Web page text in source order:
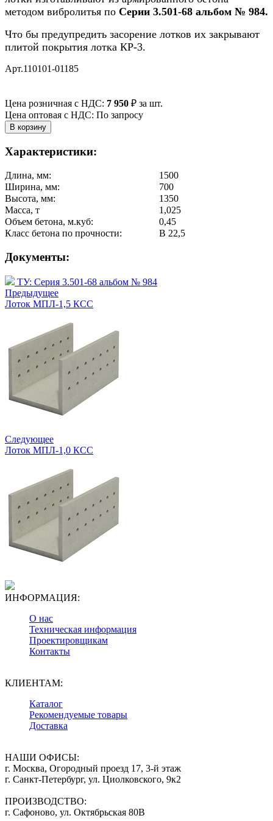
методом вибролитья по Серии 3.501-68 альбом № 984.
Что бы предупредить засорение лотков их закрывают
плитой покрытия лотка КР-3.
Арт.110101-01185
Цена розничная с НДС: 7 950 ₽ за шт.
Цена оптовая с НДС: По запросу
Характеристики:
Длина, мм:
1500
Ширина, мм:
700
Высота, мм:
1350
Масса, т
1,025
Объем бетона, м.куб:
0,45
Класс бетона по прочности:
В 22,5
Документы:
ТУ: Серия 3.501-68 альбом № 984
Предыдущее
Лоток МПЛ-1,5 КСС
Следующее
Лоток МПЛ-1,0 КСС
ИНФОРМАЦИЯ:
О нас
Техническая информация
Проектировщикам
Контакты
КЛИЕНТАМ:
Каталог
Рекомендуемые товары
Доставка
НАШИ ОФИСЫ:
г. Москва, Огородный проезд 17, 3-й этаж
г. Санкт-Петербург, ул. Циолковского, 9к2
ПРОИЗВОДСТВО:
г. Сафоново, ул. Октябрьская 80В